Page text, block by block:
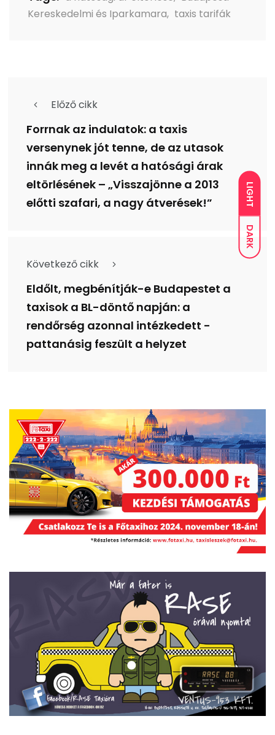
LIGHT
DARK
Kereskedelmi és Iparkamara, taxis tarifák
Előző cikk
Forrnak az indulatok: a taxis
versenynek jót tenne, de az utasok
innák meg a levét a hatósági árak
eltörlésének – „Visszajönne a 2013
előtti szafari, a nagy átverések!”
Következő cikk
Eldőlt, megbénítják-e Budapestet a
taxisok a BL-döntő napján: a
rendőrség azonnal intézkedett -
pattanásig feszült a helyzet